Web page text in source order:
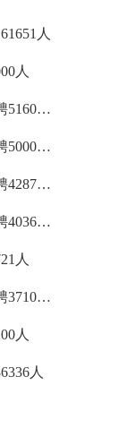
人
人
2021甘肃地级市三支一扶招聘51600人
2025国家地级市事业单位招聘50000人
2020云南地级市事业单位招聘42870人
2021西藏地级市事业单位招聘40361人
人
2023西藏地级市事业单位招聘37107人
人
人